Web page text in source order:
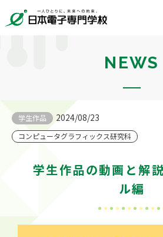
NEWS
学生作品 2024/08/23
コンピュータグラフィックス研究科
学生作品の動画と解
ル編